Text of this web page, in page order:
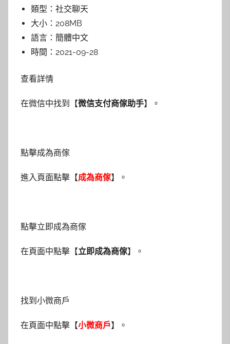
類型： 社交聊天
大小： 208MB
語言： 簡體中文
時間： 2021-09-28
查看詳情
在微信中找到【微信支付商傢助手】。
點擊成為商傢
進入頁面點擊【成為商傢】。
點擊立即成為商傢
在頁面中點擊【立即成為商傢】。
找到小微商戶
在頁面中點擊【小微商戶】。